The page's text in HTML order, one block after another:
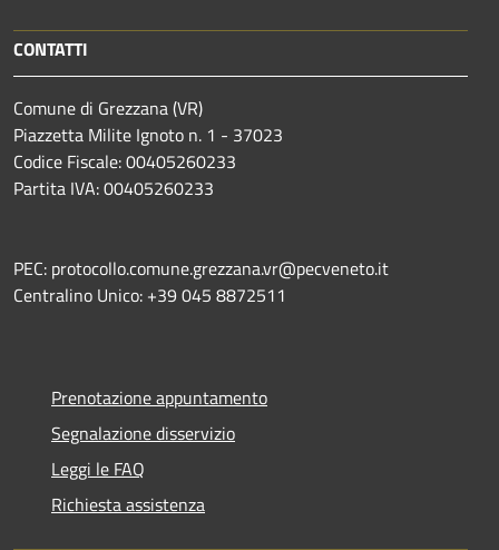
CONTATTI
Comune di Grezzana (VR)
Piazzetta Milite Ignoto n. 1 - 37023
Codice Fiscale: 00405260233
Partita IVA: 00405260233
PEC: protocollo.comune.grezzana.vr@pecveneto.it
Centralino Unico: +39 045 8872511
Prenotazione appuntamento
Segnalazione disservizio
Leggi le FAQ
Richiesta assistenza